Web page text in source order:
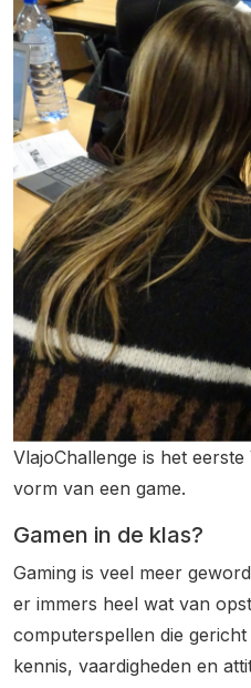
VlajoChallenge is het
vorm van een game.
Gamen in de klas?
Gaming is veel meer
er immers heel wat van
computerspellen die
kennis, vaardigheden en